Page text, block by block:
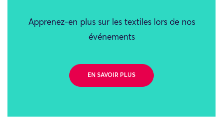
Apprenez-en plus sur les textiles lors de nos
événements
EN SAVOIR PLUS